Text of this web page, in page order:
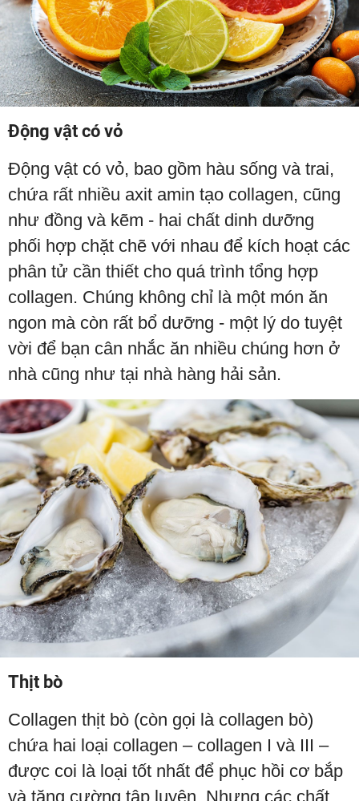
Động vật có vỏ
Động vật có vỏ, bao gồm hàu sống và trai,
chứa rất nhiều axit amin tạo collagen, cũng
như đồng và kẽm - hai chất dinh dưỡng
phối hợp chặt chẽ với nhau để kích hoạt các
phân tử cần thiết cho quá trình tổng hợp
collagen. Chúng không chỉ là một món ăn
ngon mà còn rất bổ dưỡng - một lý do tuyệt
vời để bạn cân nhắc ăn nhiều chúng hơn ở
nhà cũng như tại nhà hàng hải sản.
Thịt bò
Collagen thịt bò (còn gọi là collagen bò)
chứa hai loại collagen – collagen I và III –
được coi là loại tốt nhất để phục hồi cơ bắp
và tăng cường tập luyện. Nhưng các chất